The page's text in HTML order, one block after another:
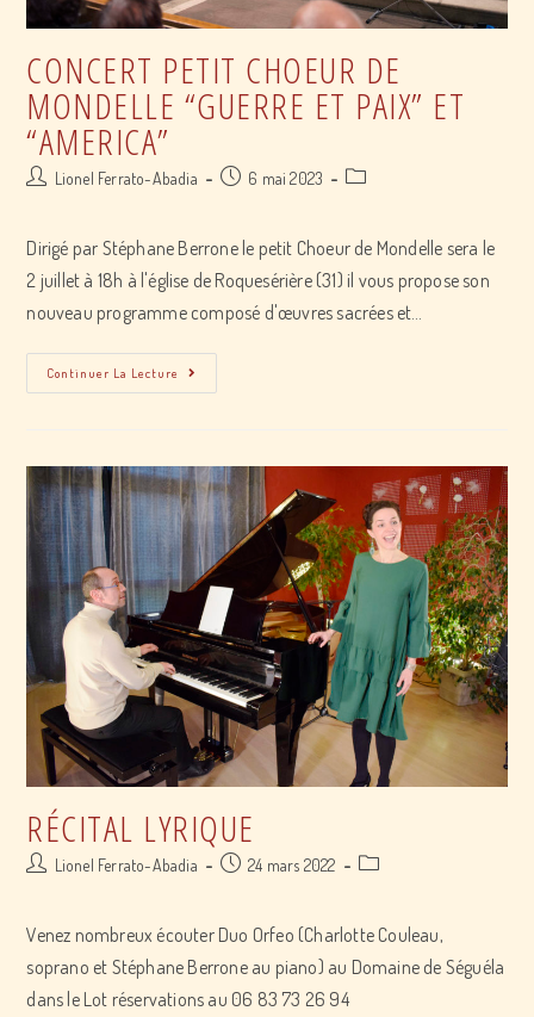
CONCERT PETIT CHOEUR DE
MONDELLE “GUERRE ET PAIX” ET
“AMERICA”
Post Lionel Ferrato-Abadia
Post 6 mai 2023
Post
Dirigé par Stéphane Berrone le petit Choeur de Mondelle sera le
2 juillet à 18h à l'église de Roquesérière (31) il vous propose son
nouveau programme composé d'œuvres sacrées et…
Continuer La Lecture
Petit
Mondelle
“Guerre
et
Paix”
et
“America”
RÉCITAL LYRIQUE
Post Lionel Ferrato-Abadia
Post 24 mars 2022
Post
Venez nombreux écouter Duo Orfeo (Charlotte Couleau,
soprano et Stéphane Berrone au piano) au Domaine de Séguéla
dans le Lot réservations au 06 83 73 26 94